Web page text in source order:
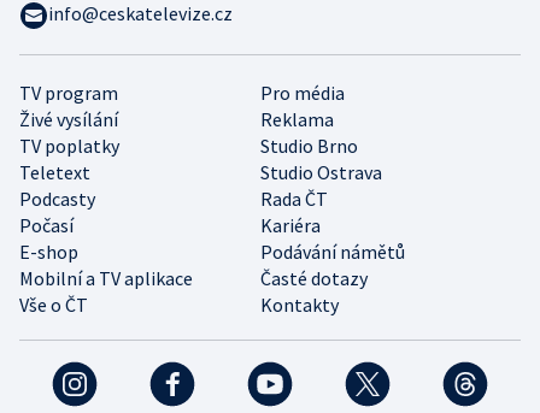
TV program
Pro média
Živé vysílání
Reklama
TV poplatky
Studio Brno
Teletext
Studio Ostrava
Podcasty
Rada ČT
Počasí
Kariéra
E-shop
Podávání námětů
Mobilní a TV aplikace
Časté dotazy
Vše o ČT
Kontakty
info@ceskatelevize.cz